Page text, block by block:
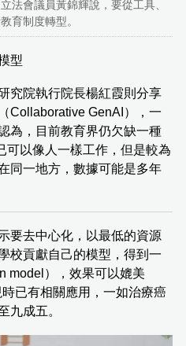
法會議員黃錦輝說，要從工具、
育制度轉型。
型
究院執行院長楊紅霞則分享
Collaborative GenAI），一
為，目前教育界仍欠缺一種
可以像人一樣工作，但是較為
同一地方，數據可能是多年
要去中心化，以最低的資源
校貢獻自己的模型，得到一
model），效果可以媲美
已有相關應用，一如治療癌
九成五。